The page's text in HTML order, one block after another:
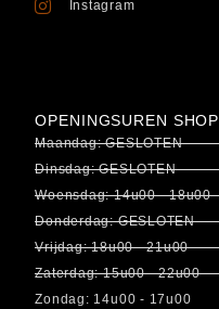
Instagram
OPENINGSUREN SHOP
Maandag: GESLOTEN
Dinsdag: GESLOTEN
Woensdag: 14u00 - 18u00
Donderdag: GESLOTEN
Vrijdag: 18u00 - 21u00
Zaterdag: 15u00 - 22u00
Zondag: 14u00 - 17u00